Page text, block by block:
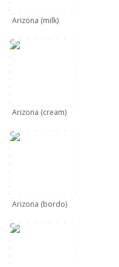
Arizona (milk)
Arizona (cream)
Arizona (bordo)